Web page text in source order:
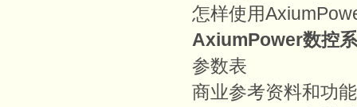
怎样使用
AxiumPower数控
参数表
商业参考资料和功能